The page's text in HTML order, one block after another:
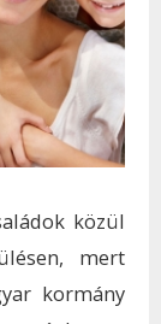
közül
mert
kormány